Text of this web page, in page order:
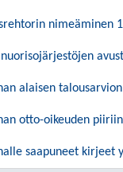
nimeäminen
alaisen
otto-oikeuden
saapuneet kirjeet